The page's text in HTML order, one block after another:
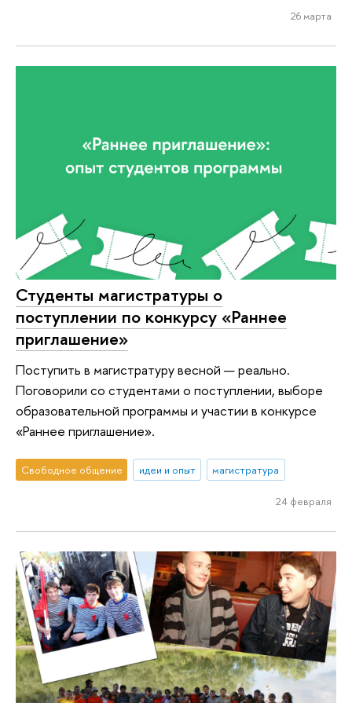
26 марта
Студенты магистратуры о
поступлении по конкурсу «Раннее
приглашение»
Поступить в магистратуру весной — реально.
Поговорили со студентами о поступлении, выборе
образовательной программы и участии в конкурсе
«Раннее приглашение».
Свободное общение идеи и опыт магистратура
24 февраля